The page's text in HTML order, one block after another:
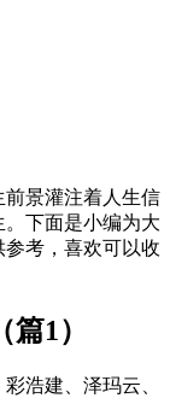
景灌注着人生信
下面是小编为大
考，喜欢可以收
1）
浩建、泽玛云、